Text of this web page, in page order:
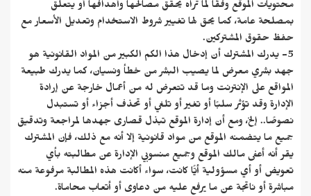
محتويات الموقع وفقًا لما تراه يحقق مصالحها وأهدافها أو يتعلق
بمصلحة عامة، كما يحق لها تغيير شروط الاستخدام وتعديل الأسعار مع
حفظ حقوق المشتركين.
5- يدرك المشترك أن إدخال هذا الكم الكبير من المواد القانونية هو
جهد بشري معرض لما يصيب البشر من خطأ ونسيان، كما يدرك طبيعة
المواقع على الإنترنت وما قد تتعرض له من أعمال خارجة عن إرادة
الإدارة وقد تؤثر سلبًا أو تغير أو تلغي أو تحذف أجزاء أو تستبدل
نصوصًا.. إلخ، ومع أن إدارة الموقع تبذل قصارى جهدها لمراجعة وتدقيق
جميع ما يتضمنه الموقع من مواد قانونية إلا أنه مع ذلك، فإن المشترك
يقر أنه أعفى مالك الموقع وجميع منسوبي الإدارة عن مطالبته بأي
تعويض أو أي مسؤولية أيًّا كانت، سواء أكانت هذه المطالبة مرفوعة منه
مباشرة أو ناتجة عن ما يرفع عليه من دعاوى أو أتعاب محاماة.